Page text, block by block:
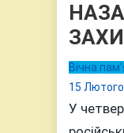
Вічна
15
У